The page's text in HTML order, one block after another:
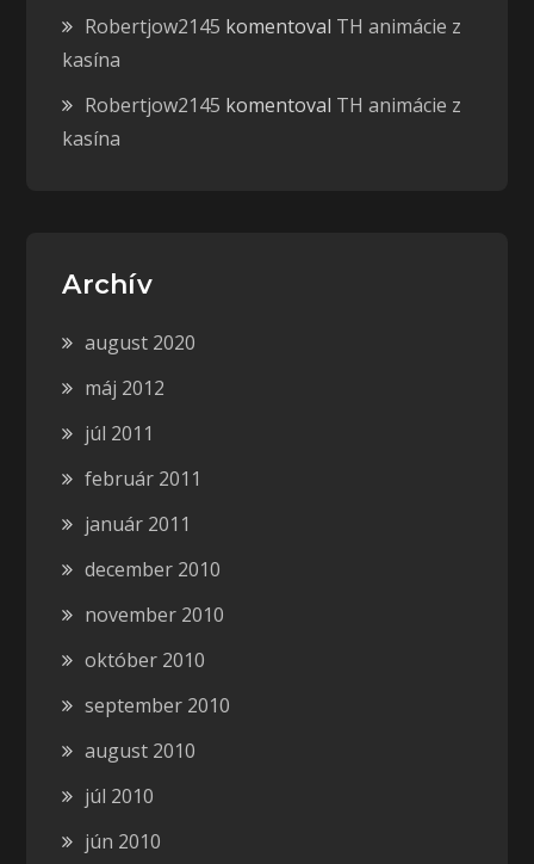
Robertjow2145 komentoval TH animácie z
kasína
Robertjow2145 komentoval TH animácie z
kasína
Archív
august 2020
máj 2012
júl 2011
február 2011
január 2011
december 2010
november 2010
október 2010
september 2010
august 2010
júl 2010
jún 2010